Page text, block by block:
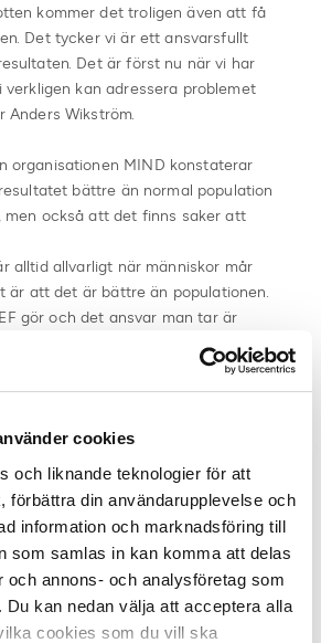
cookies
och liknande teknologier för att
förbättra din användarupplevelse och
information och marknadsföring till
som samlas in kan komma att delas
och annons- och analysföretag som
kan nedan välja att acceptera alla
cookies som du vill ska
kommer det troligen även att få
Det tycker vi är ett ansvarsfullt
Det är först nu när vi har
kan adressera problemet
Anders Wikström.
organisationen MIND konstaterar
bättre än normal population
men också att det finns saker att
alltid allvarligt när människor mår
är att det är bättre än populationen.
gör och det ansvar man tar är
måste göra det här jobbet på många
få bättring med psykisk ohälsa
sätt att göra det på, menar
i Utsiktens BK, och med en historia
i att vi verkar i en bransch som
där man ska sträva framåt hela
ihop även fast man känner att
Man får jobbiga tankar och
bort sig själv lite grann, menar